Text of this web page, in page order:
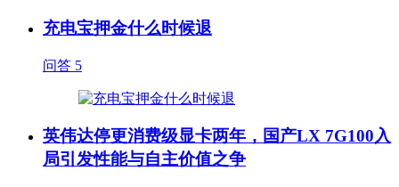
充电宝押金什么时候退
问答 5
英伟达停更消费级显卡两年，国产LX 7G100入
局引发性能与自主价值之争